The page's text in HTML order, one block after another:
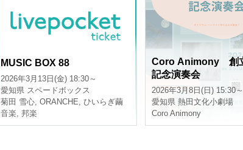
MUSIC BOX 88
2026年3月13日(金) 18:30～
愛知県 スペードボックス
菊田 雪心, ORANCHE, ひいらぎ繭
音楽, 邦楽
Coro Animony 創
記念演奏会
2026年3月8日(日) 15:30～
愛知県 熱田文化小劇場
Coro Animony